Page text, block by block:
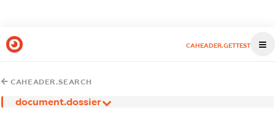
CAHEADER.GETTEST
CAHEADER.SEARCH
document.dossier